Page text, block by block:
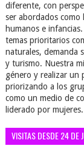
diferente, con
ser abordados como
humanos e
temas prioritarios
naturales, demanda
y turismo. Nuestra
género y realizar un
priorizando a los
como un medio de
liderado por mujeres.
VISITAS DESDE 24 DE